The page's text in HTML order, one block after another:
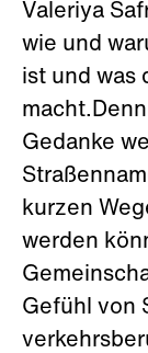
Valeriya
wie und
ist und was
Gedanke
kurzen
werden
Gefühl von